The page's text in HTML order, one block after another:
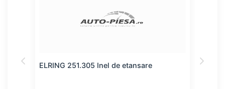
ELRING 251.305 Inel de etansare